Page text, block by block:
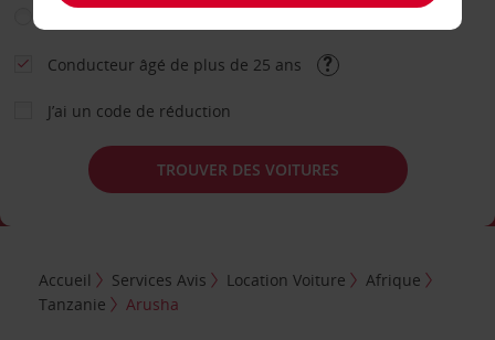
Conducteur âgé de plus de 25 ans
J’ai un code de réduction
TROUVER DES VOITURES
Accueil Services Avis Location Voiture
Afrique
Tanzanie
Arusha